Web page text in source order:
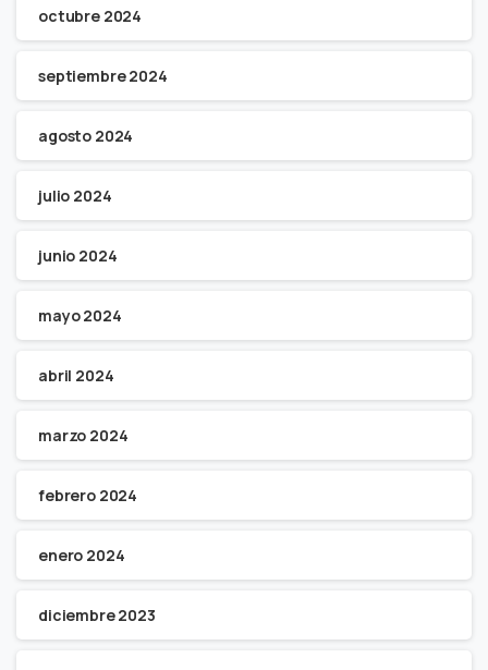
octubre 2024
septiembre 2024
agosto 2024
julio 2024
junio 2024
mayo 2024
abril 2024
marzo 2024
febrero 2024
enero 2024
diciembre 2023